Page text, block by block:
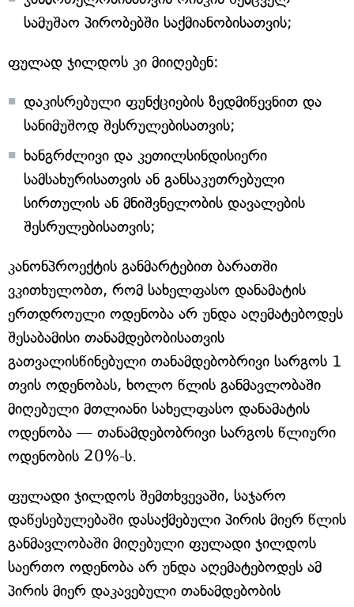
სამუშაო პირობებში საქმიანობისათვის;
ფულად ჯილდოს კი მიიღებენ:
დაკისრებული ფუნქციების ზედმიწევნით და
სანიმუშოდ შესრულებისათვის;
ხანგრძლივი და კეთილსინდისიერი
სამსახურისათვის ან განსაკუთრებული
სირთულის ან მნიშვნელობის დავალების
შესრულებისათვის;
კანონპროექტის განმარტებით ბარათში
ვკითხულობთ, რომ სახელფასო დანამატის
ერთდროული ოდენობა არ უნდა აღემატებოდეს
შესაბამისი თანამდებობისათვის
გათვალისწინებული თანამდებობრივი სარგოს 1
თვის ოდენობას, ხოლო წლის განმავლობაში
მიღებული მთლიანი სახელფასო დანამატის
ოდენობა — თანამდებობრივი სარგოს წლიური
ოდენობის 20%-ს.
ფულადი ჯილდოს შემთხვევაში, საჯარო
დაწესებულებაში დასაქმებული პირის მიერ წლის
განმავლობაში მიღებული ფულადი ჯილდოს
საერთო ოდენობა არ უნდა აღემატებოდეს ამ
პირის მიერ დაკავებული თანამდებობის